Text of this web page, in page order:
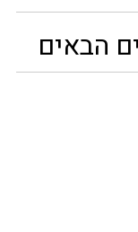
הבאים